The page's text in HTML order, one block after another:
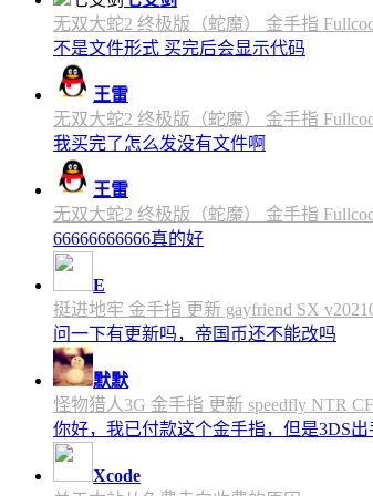
无双大蛇2 终极版（蛇魔） 金手指
不是文件形式 买完后会显示代码
王雷
无双大蛇2 终极版（蛇魔） 金手指
我买完了怎么发没有文件啊
王雷
无双大蛇2 终极版（蛇魔） 金手指
66666666666真的好
E
挺进地牢 金手指 更新 gayfriend SX
问一下有更新吗，帝国币还不能改吗
默默
怪物猎人3G 金手指 更新 speedfly NTR
你好，我已付款这个金手指，但是3DS
Xcode